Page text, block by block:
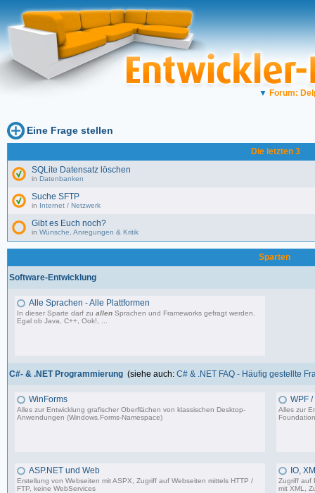
▼ Forum:
Eine Frage stellen
Die letzten 3
SQLite Datensatz löschen
in Datenbanken
Suche SFTP
in Internet / Netzwerk
Gibt es Euch noch?
in Wünsche, Anregungen & Kritik
Sparten
Software-Entwicklung
Alle Sprachen - Alle Plattformen
In dieser Sparte darf zuallen Sprachen und Frameworks gefragt werden.
Egal ob Java, C++, Ook!, ...
C#- & .NET Programmierung (siehe auch: C# & .NET FAQ - Häufig gestellte
WinForms
Alles zur Entwicklung grafischer Oberflächen von klassischen Desktop-
Anwendungen (Windows.Forms-Namespace)
WPF
Alles zur
ASP.NET und Web
Erstellung von Webseiten mit ASPX, Zugriff auf Webseiten mittels HTTP /
FTP, keine WebServices
IO,
Zugriff auf
mit XML,